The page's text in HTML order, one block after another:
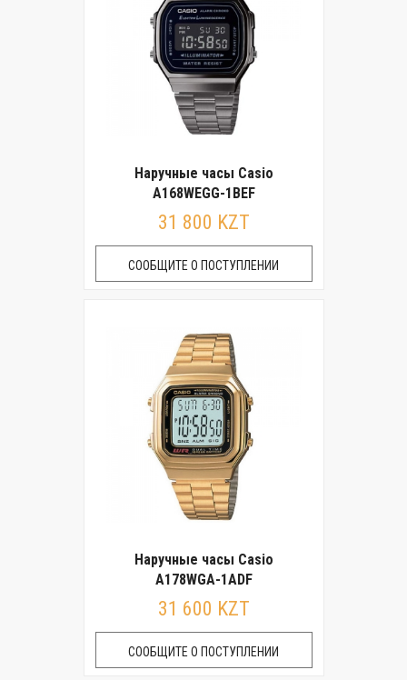
Наручные часы Casio
A168WEGG-1BEF
31 800 KZT
СООБЩИТЕ О ПОСТУПЛЕНИИ
Наручные часы Casio
A178WGA-1ADF
31 600 KZT
СООБЩИТЕ О ПОСТУПЛЕНИИ